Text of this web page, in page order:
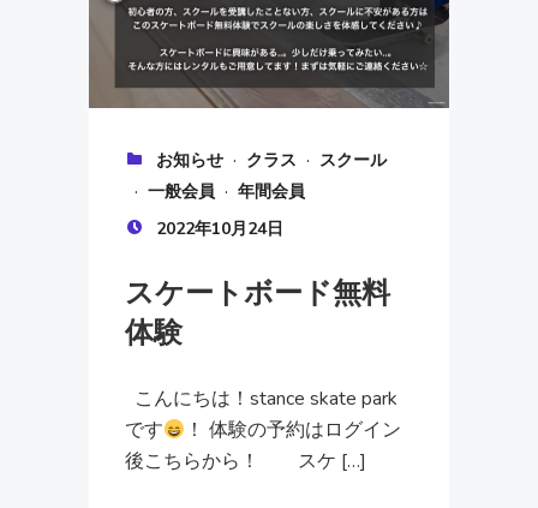
お知らせ · クラス · スクール
· 一般会員 · 年間会員
2022年10月24日
スケートボード無料
体験
こんにちは！stance skate park
です
！ 体験の予約はログイン
後こちらから！ スケ […]